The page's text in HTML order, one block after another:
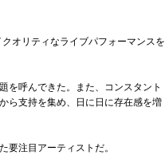
オリティなライブパフォーマンスを
を呼んできた。また、コンスタント
ら支持を集め、日に日に存在感を増
要注目アーティストだ。